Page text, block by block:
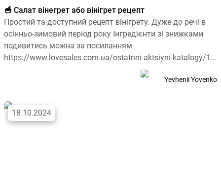
🥣 Салат вінегрет або вінігрет рецепт
Простий та доступний рецепт вінігрету. Дуже до речі в
осінньо-зимовий період року Інгредієнти зі знижками
подивитись можна за посиланням
https://www.lovesales.com.ua/ostatnni-aktsiyni-katalogy/1?
category=produkty: 2 картоплини1 морква1 буряк1
Yevhenii Yovenko
18.10.2024